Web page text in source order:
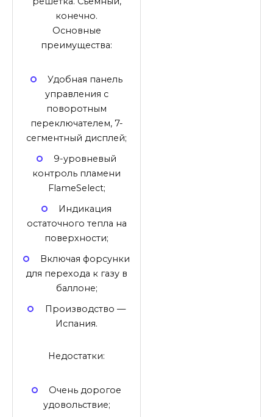
конечно.
Основные
преимущества:
Удобная панель
управления с
поворотным
переключателем, 7-
сегментный дисплей;
9-уровневый
контроль пламени
FlameSelect;
Индикация
остаточного тепла на
поверхности;
Включая форсунки
для перехода к газу в
баллоне;
Производство —
Испания.
Недостатки:
Очень дорогое
удовольствие;